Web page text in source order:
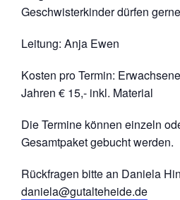
Geschwisterkinder dürfen
Leitung: Anja Ewen
Kosten pro Termin:
Jahren € 15,- inkl. Material
Die Termine können einzeln
Gesamtpaket gebucht werden.
Rückfragen bitte an Daniela
daniela@gutalteheide.de